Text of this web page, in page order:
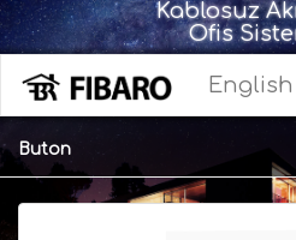
Kablosuz
Ofis
English
Buton